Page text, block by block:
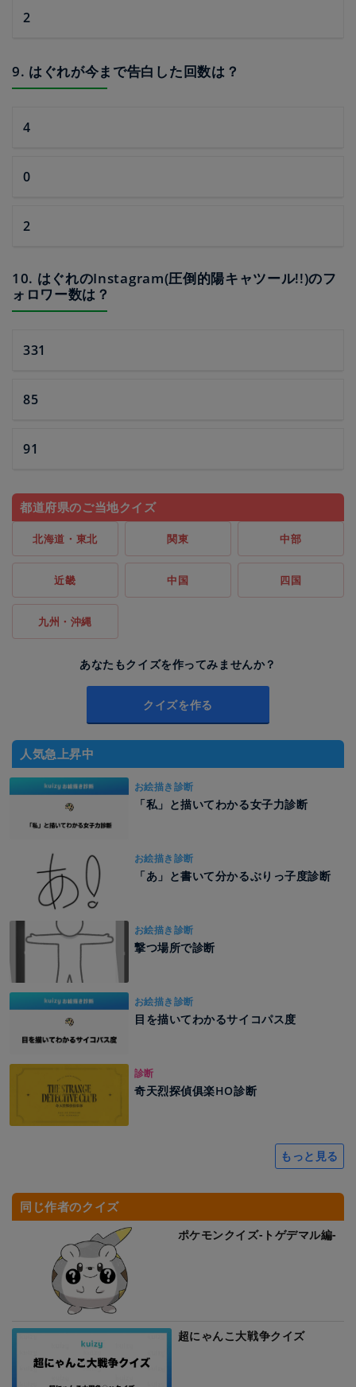
2
9. はぐれが今まで告白した回数は？
4
0
2
10. はぐれのInstagram(圧倒的陽キャツール!!)のフ
ォロワー数は？
331
85
91
都道府県のご当地クイズ
北海道・東北 関東 中部
近畿 中国 四国
九州・沖縄
あなたもクイズを作ってみませんか？
クイズを作る
人気急上昇中
お絵描き診断
「私」と描いてわかる女子力診断
お絵描き診断
「あ」と書いて分かるぶりっ子度診断
お絵描き診断
撃つ場所で診断
お絵描き診断
目を描いてわかるサイコパス度
診断
奇天烈探偵俱楽HO診断
もっと見る
同じ作者のクイズ
ポケモンクイズ-トゲデマル編-
超にゃんこ大戦争クイズ